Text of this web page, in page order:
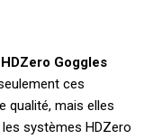
HDZero Goggles
ces
qualité, mais elles
systèmes HDZero